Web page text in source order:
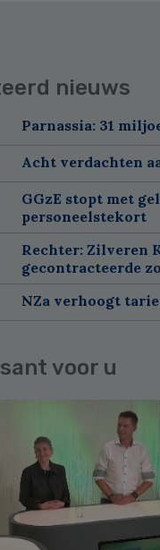
nieuws
Parnassia: 31
Acht verdachten
GGzE stopt met
personeelstekort
Rechter: Zilveren
gecontracteerde
NZa verhoogt
voor u